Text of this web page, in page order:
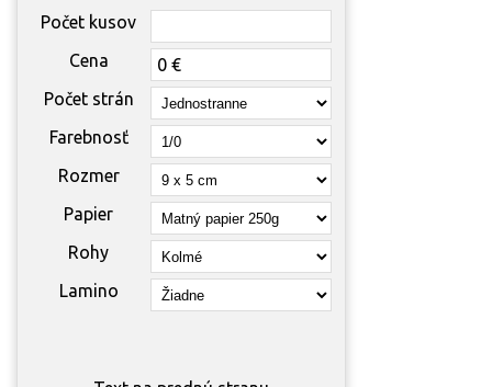
Počet kusov
Cena
Počet strán
Farebnosť
Rozmer
Papier
Rohy
Lamino